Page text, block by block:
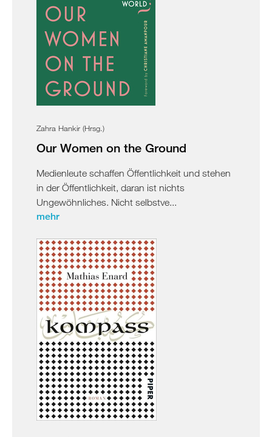
Zahra Hankir (Hrsg.)
Our Women on the Ground
Medienleute schaffen Öffentlichkeit und stehen
in der Öffentlichkeit, daran ist nichts
Ungewöhnliches. Nicht selbstve...
mehr